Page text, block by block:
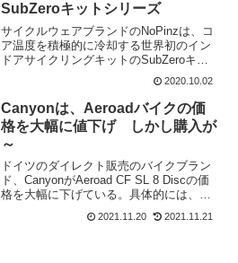
SubZeroキットシリーズ
サイクルウェアブランドのNoPinzは、コ
ア温度を積極的に冷却する世界初のイン
ドアサイクリングキットのSubZeroキッ
トシリーズを発表。このシリーズは、屋
内トレーナーやインドアレーサーのイン
ターバルセッションやバーチャルレース
などを対象と...
2020.10.02
Canyonは、Aeroadバイクの価
格を大幅に値下げ しかし購入が
～
ドイツのダイレクト販売のバイクブラン
ド、CanyonがAeroad CF SL 8 Discの価
格を大幅に下げている。具体的には、
ド(約56万円)となっている。現在は、パ
2021.11.20 2021.11.21